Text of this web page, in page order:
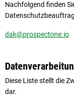
Nachfolgend finden
dak@prospectone.io
Diese Liste stellt die
dar.